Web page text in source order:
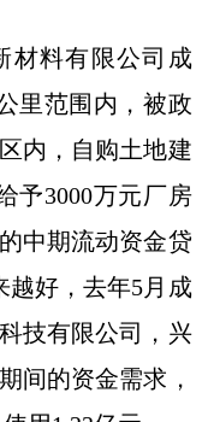
材料有限公司成
里范围内，被政
内，自购土地建
予3000万元厂房
中期流动资金贷
越好，去年5月成
技有限公司，兴
间的资金需求，